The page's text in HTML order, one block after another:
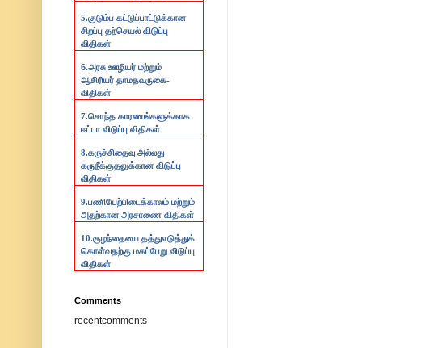
5.குடும்ப கட்டுப்பாட்டுக்கான
சிறப்பு தற்செயல் விடுப்பு
விதிகள்
6.அரசு ஊழியர் மற்றும்
ஆசிரியர் தாமதவருகை-
விதிகள்
7.சொந்த காரணங்களுக்காக
ஈட்டா விடுப்பு விதிகள்
8.கருச்சிதைவு அல்லது
கருநீக்குதலுக்கான விடுப்பு
விதிகள்
9.பணியேற்பிடைக்காலம் மற்றும்
அதற்கான அரசாணை விதிகள்
10.குழந்தையை தத்துஎடுத்துக்
கொள்வதற்கு மகப்பேறு விடுப்பு
விதிகள்
Comments
recentcomments